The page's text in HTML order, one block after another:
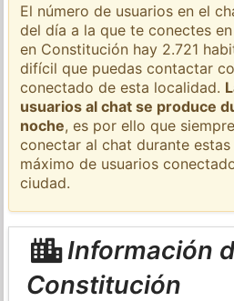
El número de usuarios en el
del día a la que te conectes
en Constitución hay 2.721
difícil que puedas contactar
conectado de esta localidad.
usuarios al chat se produce
noche, es por ello que
conectar al chat durante
máximo de usuarios
ciudad.
Información
Constitución